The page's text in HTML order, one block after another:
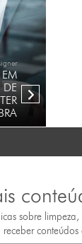
sobre
conteúdos